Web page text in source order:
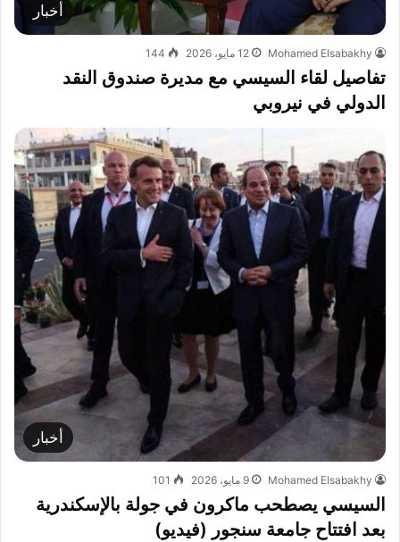
أخبار
Mohamed Elsabakhy 12 مايو، 2026 144
تفاصيل لقاء السيسي مع مديرة صندوق النقد
الدولي في نيروبي
أخبار
Mohamed Elsabakhy 9 مايو، 2026 101
السيسي يصطحب ماكرون في جولة بالإسكندرية
بعد افتتاح جامعة سنجور (فيديو)